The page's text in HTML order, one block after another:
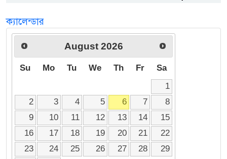
ক্যালেন্ডার
August 2026
Su Mo Tu We Th Fr
Sa
1
2
3 4 5 6 7
8
9
10 11 12 13 14
15
16
17 18 19 20 21
22
23
24 25 26 27 28
29